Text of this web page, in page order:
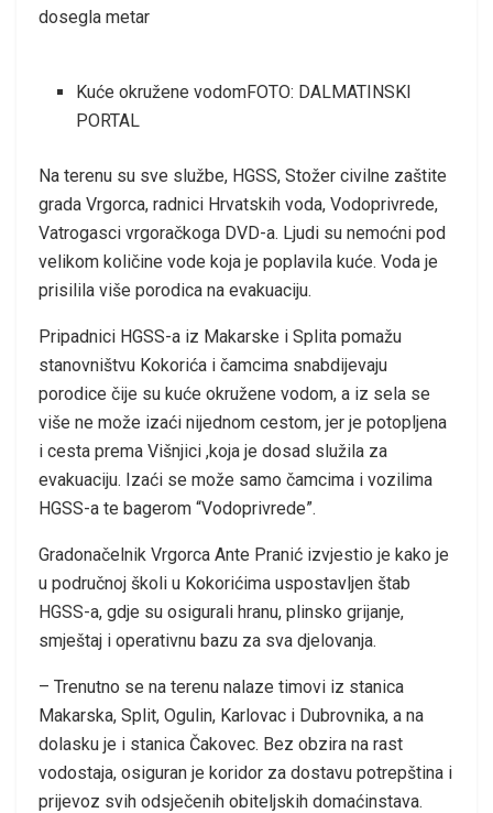
dosegla metar
Kuće okružene vodomFOTO: DALMATINSKI
PORTAL
Na terenu su sve službe, HGSS, Stožer civilne zaštite
grada Vrgorca, radnici Hrvatskih voda, Vodoprivrede,
Vatrogasci vrgoračkoga DVD-a. Ljudi su nemoćni pod
velikom količine vode koja je poplavila kuće. Voda je
prisilila više porodica na evakuaciju.
Pripadnici HGSS-a iz Makarske i Splita pomažu
stanovništvu Kokorića i čamcima snabdijevaju
porodice čije su kuće okružene vodom, a iz sela se
više ne može izaći nijednom cestom, jer je potopljena
i cesta prema Višnjici ,koja je dosad služila za
evakuaciju. Izaći se može samo čamcima i vozilima
HGSS-a te bagerom “Vodoprivrede”.
Gradonačelnik Vrgorca Ante Pranić izvjestio je kako je
u područnoj školi u Kokorićima uspostavljen štab
HGSS-a, gdje su osigurali hranu, plinsko grijanje,
smještaj i operativnu bazu za sva djelovanja.
– Trenutno se na terenu nalaze timovi iz stanica
Makarska, Split, Ogulin, Karlovac i Dubrovnika, a na
dolasku je i stanica Čakovec. Bez obzira na rast
vodostaja, osiguran je koridor za dostavu potrepština i
prijevoz svih odsječenih obiteljskih domaćinstava.